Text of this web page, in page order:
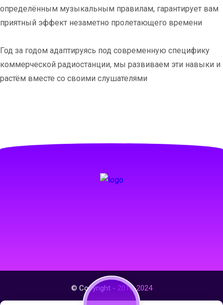
определённым музыкальным правилам, гарантирует вам
приятный эффект незаметно пролетающего времени
Год за годом адаптируясь под современную специфику
коммерческой радиостанции, мы развиваем эти навыки и
растём вместе со своими слушателями
© Copyright - 2016-2024